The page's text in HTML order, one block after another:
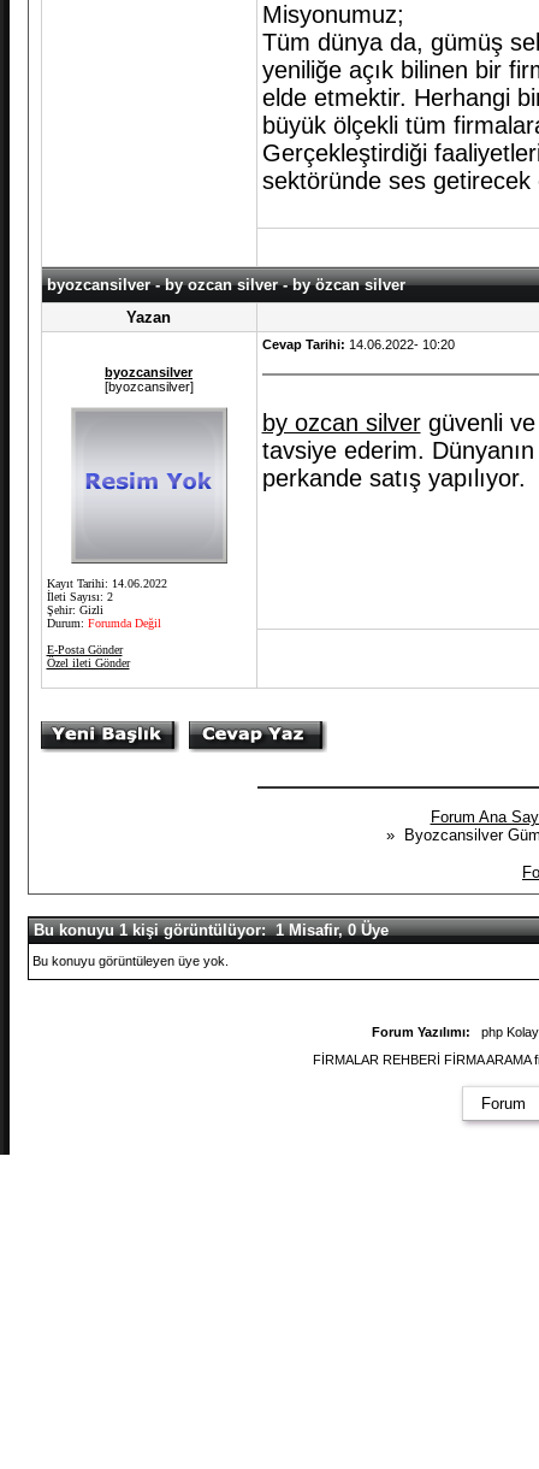
Misyonumuz;
Tüm dünya da, gümüş
yeniliğe açık bilinen bir
elde etmektir. Herhangi
büyük ölçekli tüm
Gerçekleştirdiği
sektöründe ses
byozcansilver - by ozcan silver - by özcan silver
Yazan
byozcansilver
[byozcansilver]
Kayıt Tarihi: 14.06.2022
İleti Sayısı: 2
Şehir: Gizli
Durum: Forumda Değil
E-Posta Gönder
Özel ileti Gönder
Cevap Tarihi: 14.06.2022- 10:20
by ozcan silvergüvenli
tavsiye ederim.
perkande satış yapılıyor.
Forum Ana
» Byozcansilver
Bu konuyu 1 kişi görüntülüyor: 1 Misafir, 0 Üye
Bu konuyu görüntüleyen üye yok.
Forum Yazılımı:
php
FİRMALAR REHBERİ FİRMA
Forum